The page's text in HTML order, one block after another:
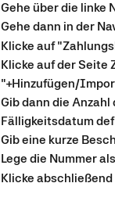
Gehe über die linke
Gehe dann in der
Klicke auf
Klicke auf der Seite
"+Hinzufügen/
Gib dann die
Fälligkeitsdatum
Gib eine kurze
Lege die Nummer
Klicke